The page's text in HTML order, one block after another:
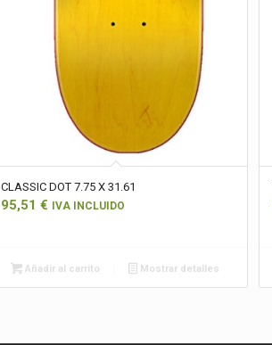
CLASSIC DOT 7.75 X 31.61
95,51 € IVA INCLUIDO
Añadir al carrito Mostrar detalles